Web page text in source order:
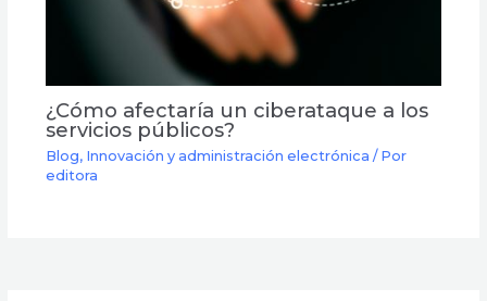
¿Cómo afectaría un ciberataque a los
servicios públicos?
Blog, Innovación y administración electrónica / Por
editora